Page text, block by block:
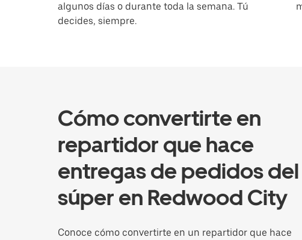
algunos días o durante toda la semana. Tú
decides, siempre.
Cómo convertirte en
repartidor que hace
entregas de pedidos del
súper en Redwood City
Conoce cómo convertirte en un repartidor que hace